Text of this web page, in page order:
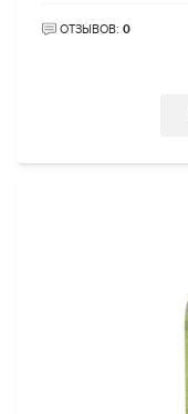
ОТЗЫВОВ: 0